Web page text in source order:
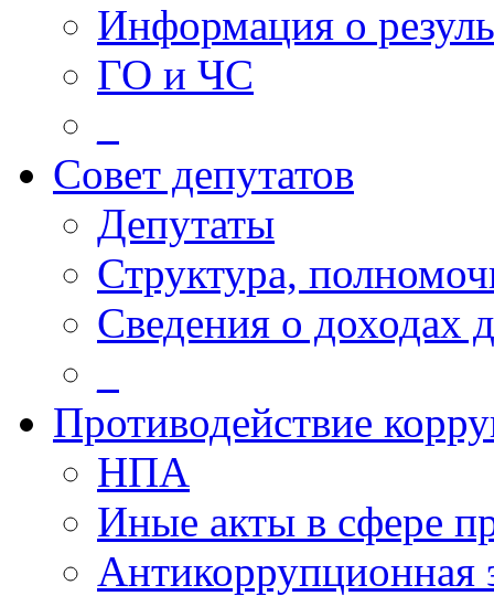
Информация о
ГО и ЧС
Совет депутатов
Депутаты
Структура,
Сведения о доходах
Противодействие
НПА
Иные акты в сфере
Антикоррупционная